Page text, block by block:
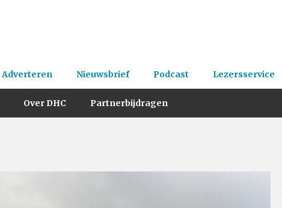
Adverteren Nieuwsbrief Podcast Lezersservice
Over DHC Partnerbijdragen